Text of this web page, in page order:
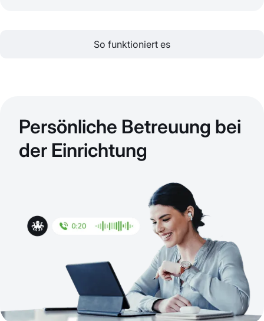
So funktioniert es
Persönliche Betreuung bei
der Einrichtung